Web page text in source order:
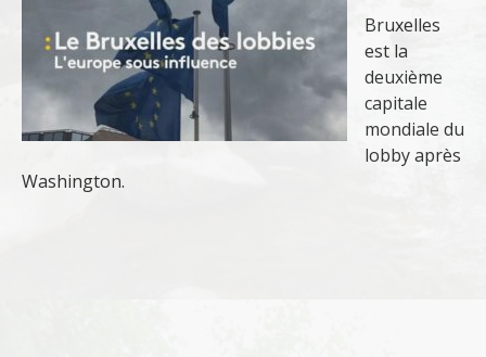
Bruxelles
est la
deuxième
capitale
mondiale du
lobby après
Washington.